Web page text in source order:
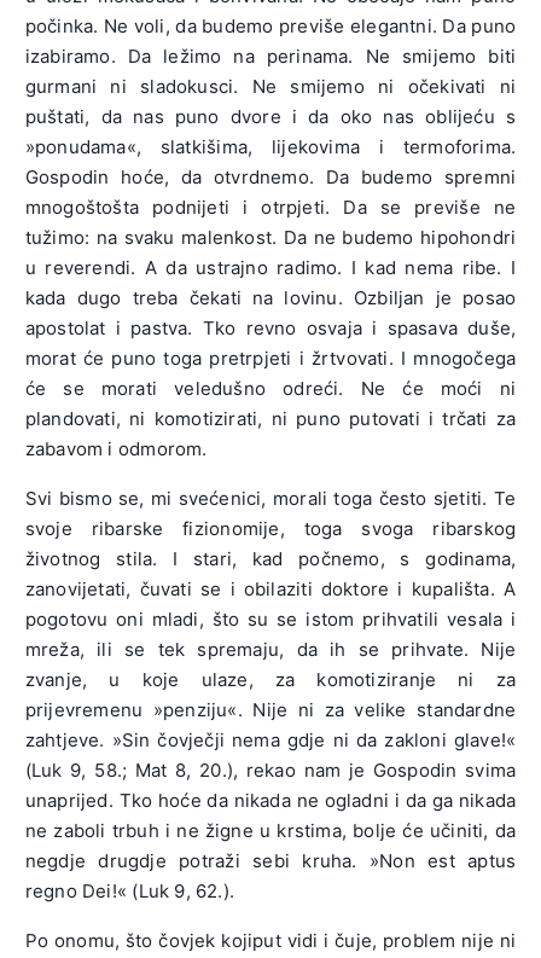
počinka. Ne voli, da budemo previše elegantni. Da puno
izabiramo. Da ležimo na perinama. Ne smijemo biti
gurmani ni sladokusci. Ne smijemo ni očekivati ni
puštati, da nas puno dvore i da oko nas oblijeću s
»ponudama«, slatkišima, lijekovima i termoforima.
Gospodin hoće, da otvrdnemo. Da budemo spremni
mnogoštošta podnijeti i otrpjeti. Da se previše ne
tužimo: na svaku malenkost. Da ne budemo hipohondri
u reverendi. A da ustrajno radimo. I kad nema ribe. I
kada dugo treba čekati na lovinu. Ozbiljan je posao
apostolat i pastva. Tko revno osvaja i spasava duše,
morat će puno toga pretrpjeti i žrtvovati. I mnogočega
će se morati veledušno odreći. Ne će moći ni
plandovati, ni komotizirati, ni puno putovati i trčati za
zabavom i odmorom.
Svi bismo se, mi svećenici, morali toga često sjetiti. Te
svoje ribarske fizionomije, toga svoga ribarskog
životnog stila. I stari, kad počnemo, s godinama,
zanovijetati, čuvati se i obilaziti doktore i kupališta. A
pogotovu oni mladi, što su se istom prihvatili vesala i
mreža, ili se tek spremaju, da ih se prihvate. Nije
zvanje, u koje ulaze, za komotiziranje ni za
prijevremenu »penziju«. Nije ni za velike standardne
zahtjeve. »Sin čovječji nema gdje ni da zakloni glave!«
(Luk 9, 58.; Mat 8, 20.), rekao nam je Gospodin svima
unaprijed. Tko hoće da nikada ne ogladni i da ga nikada
ne zaboli trbuh i ne žigne u krstima, bolje će učiniti, da
negdje drugdje potraži sebi kruha. »Non est aptus
regno Dei!« (Luk 9, 62.).
Po onomu, što čovjek kojiput vidi i čuje, problem nije ni